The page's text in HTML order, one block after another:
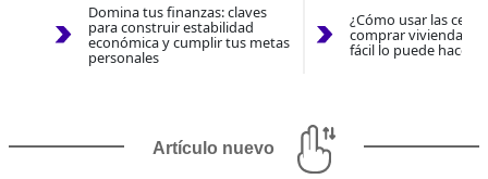
Domina tus finanzas: claves
para construir estabilidad
económica y cumplir tus metas
personales
¿Cómo usar las
comprar vivienda
fácil lo puede hacer
Artículo nuevo